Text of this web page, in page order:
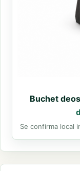
Buchet
Se confirma local